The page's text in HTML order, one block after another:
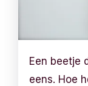
Een beetje
eens. Hoe